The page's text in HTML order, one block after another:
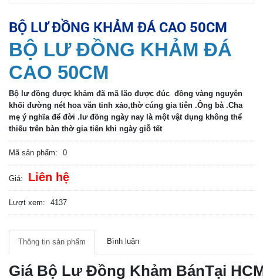
BỘ LƯ ĐỒNG KHẢM ĐÁ CAO 50CM
BỘ LƯ ĐỒNG KHẢM ĐÁ
CAO 50CM
Bộ lư đồng được khảm đã mã lão được đúc đồng vàng nguyên
khối đường nét hoa văn tinh xảo,thờ cúng gia tiên .Ông bà .Cha
mẹ ý nghĩa để đời .lư đồng ngày nay là một vật dụng không thể
thiếu trên bàn thờ gia tiên khi ngày giỗ tết
Mã sản phẩm: 0
Giá: Liên hệ
Lượt xem: 4137
Thông tin sản phẩm Bình luận
Giá Bộ Lư Đồng Khảm BánTại